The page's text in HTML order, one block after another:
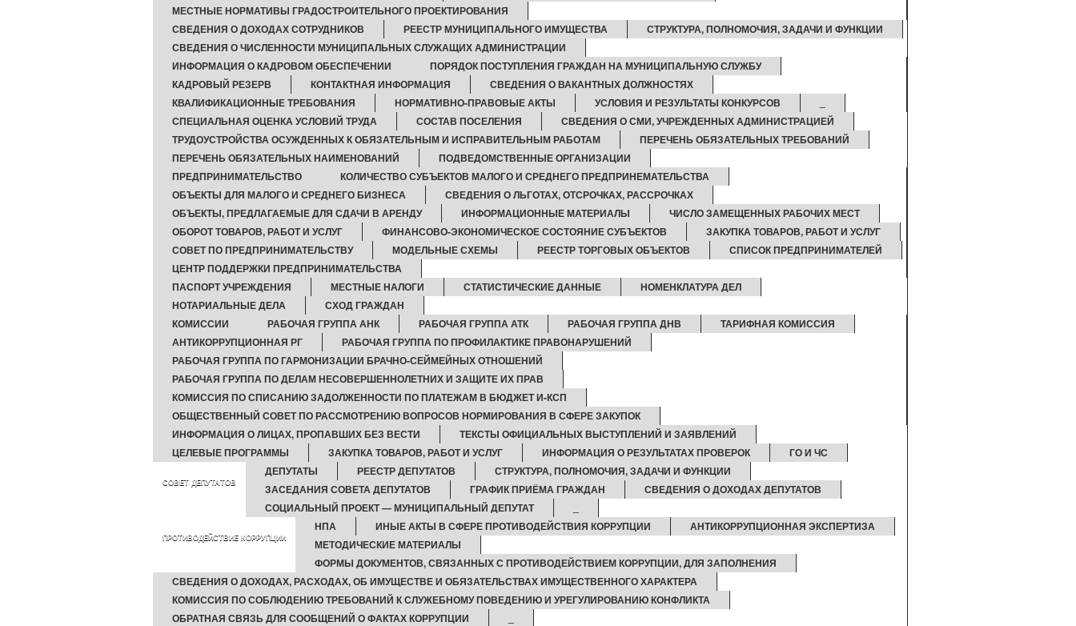
МЕСТНЫЕ НОРМАТИВЫ ГРАДОСТРОИТЕЛЬНОГО ПРОЕКТИРОВАНИЯ
СВЕДЕНИЯ О ДОХОДАХ СОТРУДНИКОВ
РЕЕСТР МУНИЦИПАЛЬНОГО ИМУЩЕСТВА
СТРУКТУРА, ПОЛНОМОЧИЯ, ЗАДАЧИ И ФУНКЦИИ
СВЕДЕНИЯ О ЧИСЛЕННОСТИ МУНИЦИПАЛЬНЫХ СЛУЖАЩИХ АДМИНИСТРАЦИИ
ИНФОРМАЦИЯ О КАДРОВОМ ОБЕСПЕЧЕНИИ
ПОРЯДОК ПОСТУПЛЕНИЯ ГРАЖДАН НА МУНИЦИПАЛЬНУЮ СЛУЖБУ
КАДРОВЫЙ РЕЗЕРВ
КОНТАКТНАЯ ИНФОРМАЦИЯ
СВЕДЕНИЯ О ВАКАНТНЫХ ДОЛЖНОСТЯХ
КВАЛИФИКАЦИОННЫЕ ТРЕБОВАНИЯ
НОРМАТИВНО-ПРАВОВЫЕ АКТЫ УСЛОВИЯ И РЕЗУЛЬТАТЫ КОНКУРСОВ
СПЕЦИАЛЬНАЯ ОЦЕНКА УСЛОВИЙ ТРУДА
СОСТАВ ПОСЕЛЕНИЯ
СВЕДЕНИЯ О СМИ, УЧРЕЖДЕННЫХ АДМИНИСТРАЦИЕЙ
ТРУДОУСТРОЙСТВА ОСУЖДЕННЫХ К ОБЯЗАТЕЛЬНЫМ И ИСПРАВИТЕЛЬНЫМ РАБОТАМ
ПЕРЕЧЕНЬ ОБЯЗАТЕЛЬНЫХ ТРЕБОВАНИЙ
ПЕРЕЧЕНЬ ОБЯЗАТЕЛЬНЫХ НАИМЕНОВАНИЙ
ПОДВЕДОМСТВЕННЫЕ ОРГАНИЗАЦИИ
ПРЕДПРИНИМАТЕЛЬСТВО
КОЛИЧЕСТВО СУБЪЕКТОВ МАЛОГО И СРЕДНЕГО ПРЕДПРИНЕМАТЕЛЬСТВА
ОБЪЕКТЫ ДЛЯ МАЛОГО И СРЕДНЕГО БИЗНЕСА
СВЕДЕНИЯ О ЛЬГОТАХ, ОТСРОЧКАХ, РАССРОЧКАХ
ОБЪЕКТЫ, ПРЕДЛАГАЕМЫЕ ДЛЯ СДАЧИ В АРЕНДУ
ИНФОРМАЦИОННЫЕ МАТЕРИАЛЫ
ЧИСЛО ЗАМЕЩЕННЫХ РАБОЧИХ МЕСТ
ОБОРОТ ТОВАРОВ, РАБОТ И УСЛУГ
ФИНАНСОВО-ЭКОНОМИЧЕСКОЕ СОСТОЯНИЕ СУБЪЕКТОВ
ЗАКУПКА ТОВАРОВ, РАБОТ И УСЛУГ
СОВЕТ ПО ПРЕДПРИНИМАТЕЛЬСТВУ
МОДЕЛЬНЫЕ СХЕМЫ РЕЕСТР ТОРГОВЫХ ОБЪЕКТОВ
СПИСОК ПРЕДПРИНИМАТЕЛЕЙ
ЦЕНТР ПОДДЕРЖКИ ПРЕДПРИНИМАТЕЛЬСТВА
ПАСПОРТ УЧРЕЖДЕНИЯ
МЕСТНЫЕ НАЛОГИ СТАТИСТИЧЕСКИЕ ДАННЫЕ
НОМЕНКЛАТУРА ДЕЛ
НОТАРИАЛЬНЫЕ ДЕЛА
СХОД ГРАЖДАН
КОМИССИИ
РАБОЧАЯ ГРУППА АНК РАБОЧАЯ ГРУППА АТК РАБОЧАЯ ГРУППА ДНВ
ТАРИФНАЯ КОМИССИЯ
АНТИКОРРУПЦИОННАЯ РГ
РАБОЧАЯ ГРУППА ПО ПРОФИЛАКТИКЕ ПРАВОНАРУШЕНИЙ
РАБОЧАЯ ГРУППА ПО ГАРМОНИЗАЦИИ БРАЧНО-СЕЙМЕЙНЫХ ОТНОШЕНИЙ
РАБОЧАЯ ГРУППА ПО ДЕЛАМ НЕСОВЕРШЕННОЛЕТНИХ И ЗАЩИТЕ ИХ ПРАВ
КОМИССИЯ ПО СПИСАНИЮ ЗАДОЛЖЕННОСТИ ПО ПЛАТЕЖАМ В БЮДЖЕТ И-КСП
ОБЩЕСТВЕННЫЙ СОВЕТ ПО РАССМОТРЕНИЮ ВОПРОСОВ НОРМИРОВАНИЯ В СФЕРЕ ЗАКУПОК
ИНФОРМАЦИЯ О ЛИЦАХ, ПРОПАВШИХ БЕЗ ВЕСТИ
ТЕКСТЫ ОФИЦИАЛЬНЫХ ВЫСТУПЛЕНИЙ И ЗАЯВЛЕНИЙ
ЦЕЛЕВЫЕ ПРОГРАММЫ
ЗАКУПКА ТОВАРОВ, РАБОТ И УСЛУГ ИНФОРМАЦИЯ О РЕЗУЛЬТАТАХ ПРОВЕРОК ГО И ЧС
СОВЕТ ДЕПУТАТОВ
ДЕПУТАТЫ РЕЕСТР ДЕПУТАТОВ
СТРУКТУРА, ПОЛНОМОЧИЯ, ЗАДАЧИ И ФУНКЦИИ
ЗАСЕДАНИЯ СОВЕТА ДЕПУТАТОВ
ГРАФИК ПРИЁМА ГРАЖДАН
СВЕДЕНИЯ О ДОХОДАХ ДЕПУТАТОВ
СОЦИАЛЬНЫЙ ПРОЕКТ — МУНИЦИПАЛЬНЫЙ ДЕПУТАТ
ПРОТИВОДЕЙСТВИЕ КОРРУПЦИИ
НПА ИНЫЕ АКТЫ В СФЕРЕ ПРОТИВОДЕЙСТВИЯ КОРРУПЦИИ
АНТИКОРРУПЦИОННАЯ ЭКСПЕРТИЗА
МЕТОДИЧЕСКИЕ МАТЕРИАЛЫ
ФОРМЫ ДОКУМЕНТОВ, СВЯЗАННЫХ С ПРОТИВОДЕЙСТВИЕМ КОРРУПЦИИ, ДЛЯ ЗАПОЛНЕНИЯ
СВЕДЕНИЯ О ДОХОДАХ, РАСХОДАХ, ОБ ИМУЩЕСТВЕ И ОБЯЗАТЕЛЬСТВАХ ИМУЩЕСТВЕННОГО ХАРАКТЕРА
КОМИССИЯ ПО СОБЛЮДЕНИЮ ТРЕБОВАНИЙ К СЛУЖЕБНОМУ ПОВЕДЕНИЮ И УРЕГУЛИРОВАНИЮ КОНФЛИКТА
ОБРАТНАЯ СВЯЗЬ ДЛЯ СООБЩЕНИЙ О ФАКТАХ КОРРУПЦИИ